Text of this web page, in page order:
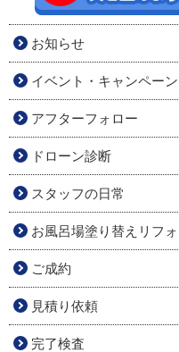
お知らせ
イベント・キャンペーン
アフターフォロー
ドローン診断
スタッフの日常
お風呂場塗り替えリフ
ご成約
見積り依頼
完了検査